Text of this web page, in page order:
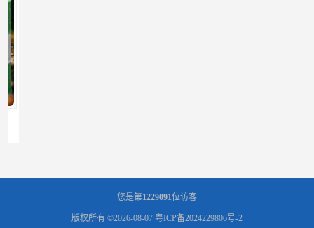
您是第1229091位访客
版权所有 ©2026-08-07 粤ICP备2024229806号-2